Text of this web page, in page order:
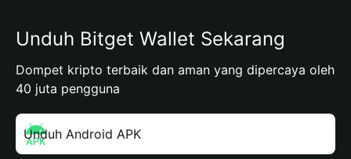
Unduh Bitget Wallet Sekarang
Dompet kripto terbaik dan aman yang dipercaya oleh
40 juta pengguna
Unduh Android APK